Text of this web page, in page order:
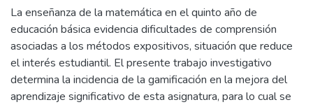
La enseñanza de la matemática en el quinto año de
educación básica evidencia dificultades de comprensión
asociadas a los métodos expositivos, situación que reduce
el interés estudiantil. El presente trabajo investigativo
determina la incidencia de la gamificación en la mejora del
aprendizaje significativo de esta asignatura, para lo cual se